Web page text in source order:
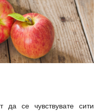
да се чувствувате сити